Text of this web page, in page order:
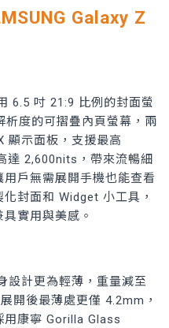
Galaxy Z
6.5 吋 21:9 比例的封面螢
析度的可摺疊內頁螢幕，兩
顯示面板，支援最高
達 2,600nits，帶來流暢細
戶無需展開手機也能查看
封面和 Widget 小工具，
實用與美感。
設計更為輕薄，重量減至
開後最薄處更僅 4.2mm，
用康寧 Gorilla Glass